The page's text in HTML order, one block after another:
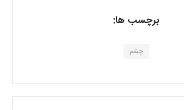
برچسب ها:
چشم